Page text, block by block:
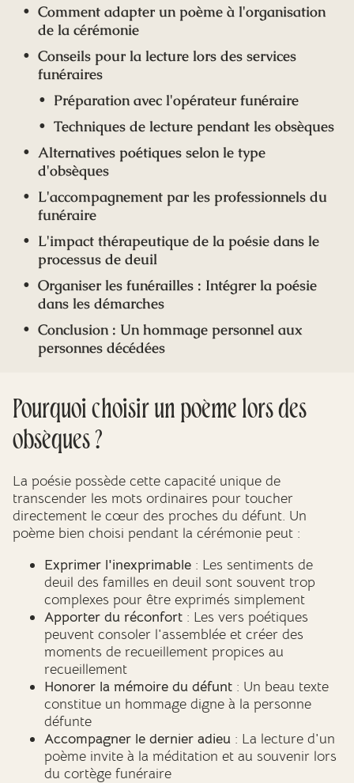
Comment adapter un poème à l'organisation
de la cérémonie
Conseils pour la lecture lors des services
funéraires
Préparation avec l'opérateur funéraire
Techniques de lecture pendant les obsèques
Alternatives poétiques selon le type
d'obsèques
L'accompagnement par les professionnels du
funéraire
L'impact thérapeutique de la poésie dans le
processus de deuil
Organiser les funérailles : Intégrer la poésie
dans les démarches
Conclusion : Un hommage personnel aux
personnes décédées
Pourquoi choisir un poème lors des
obsèques ?
La poésie possède cette capacité unique de
transcender les mots ordinaires pour toucher
directement le cœur des proches du défunt. Un
poème bien choisi pendant la cérémonie peut :
Exprimer l'inexprimable : Les sentiments de
deuil des familles en deuil sont souvent trop
complexes pour être exprimés simplement
Apporter du réconfort : Les vers poétiques
peuvent consoler l'assemblée et créer des
moments de recueillement propices au
recueillement
Honorer la mémoire du défunt : Un beau texte
constitue un hommage digne à la personne
défunte
Accompagner le dernier adieu : La lecture d'un
poème invite à la méditation et au souvenir lors
du cortège funéraire